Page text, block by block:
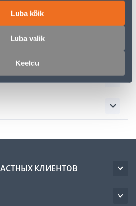
Luba kõik
Luba valik
Keeldu
КЛИЕНТОВ